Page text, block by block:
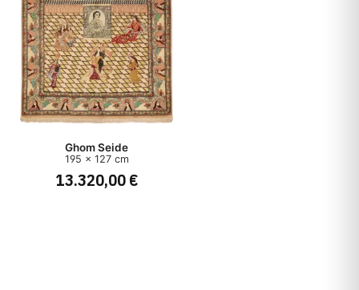
Dicke
Muster
Teppichart
Herkunft
Ghom Seide
195 x 127 cm
13.320,00 €